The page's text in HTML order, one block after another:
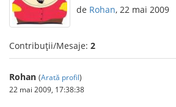
de Rohan, 22 mai 2009
Contribuții/Mesaje: 2
Rohan (Arată profil)
22 mai 2009, 17:38:38